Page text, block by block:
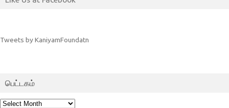
Tweets by KaniyamFoundatn
பெட்டகம்
பெட்டகம்